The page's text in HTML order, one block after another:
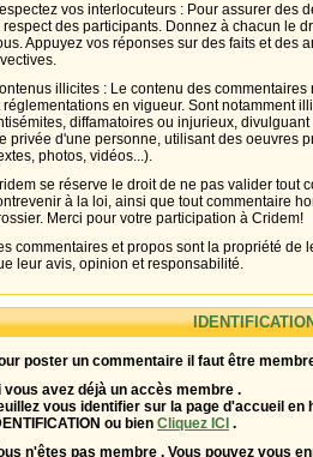
vos interlocuteurs : Pour assurer des
respect des participants. Donnez à chacun le
Appuyez vos réponses sur des faits et des
illicites : Le contenu des
réglementations en vigueur. Sont notamment
diffamatoires ou injurieux,
privée d'une personne, utilisant des oeuvres
photos, vidéos...).
se réserve le droit de ne pas valider tout
à la loi, ainsi que tout commentaire
Merci pour votre participation à Cridem!
commentaires et propos sont la propriété de
leur avis, opinion et responsabilité.
poster un commentaire il faut être
vous avez déjà un accès membre .
vous identifier sur la page d'accueil en
ou bien Cliquez ICI .
n'êtes pas membre . Vous pouvez vous